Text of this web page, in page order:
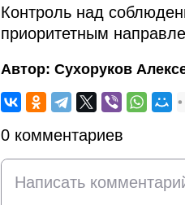
Контроль над
приоритетным
Автор: Сухоруков
0 комментариев